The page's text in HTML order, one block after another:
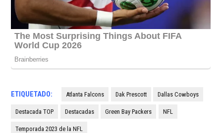
ETIQUETADO: Atlanta Falcons Dak Prescott Dallas Cowboys
Destacada TOP Destacadas Green Bay Packers NFL
Temporada 2023 de la NFL